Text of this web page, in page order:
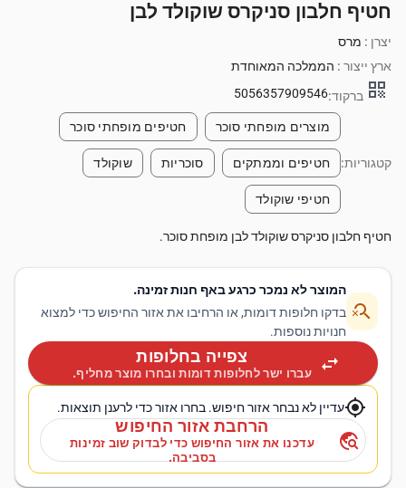
חטיף חלבון סניקרס שוקולד לבן
יצרן : מרס
ארץ ייצור : הממלכה המאוחדת
qr_code ברקוד:5056357909546
קטגוריות:
מוצרים מופחתי סוכר חטיפים מופחתי סוכר
חטיפים וממתקים סוכריות שוקולד
חטיפי שוקולד
חטיף חלבון סניקרס שוקולד לבן מופחת סוכר.
search_off
המוצר לא נמכר כרגע באף חנות זמינה.
בדקו חלופות דומות, או הרחיבו את אזור החיפוש כדי למצוא
חנויות נוספות.
swap_horiz צפייה בחלופות
עברו ישר לחלופות דומות ובחרו מוצר מחליף.
my_locationעדיין לא נבחר אזור חיפוש. בחרו אזור כדי לרענן תוצאות.
travel_explore
הרחבת אזור החיפוש
עדכנו את אזור החיפוש כדי לבדוק שוב זמינות
בסביבה.